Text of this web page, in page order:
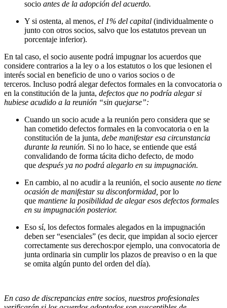
socio antes de la adopción del acuerdo.
Y si ostenta, al menos, el 1% del capital (individualmente o
junto con otros socios, salvo que los estatutos prevean un
porcentaje inferior).
En tal caso, el socio ausente podrá impugnar los acuerdos que
considere contrarios a la ley o a los estatutos o los que lesionen el
interés social en beneficio de uno o varios socios o de
terceros. Incluso podrá alegar defectos formales en la convocatoria o
en la constitución de la junta, defectos que no podría alegar si
hubiese acudido a la reunión “sin quejarse”:
Cuando un socio acude a la reunión pero considera que se
han cometido defectos formales en la convocatoria o en la
constitución de la junta, debe manifestar esa circunstancia
durante la reunión. Si no lo hace, se entiende que está
convalidando de forma tácita dicho defecto, de modo
que después ya no podrá alegarlo en su impugnación.
En cambio, al no acudir a la reunión, el socio ausente no tiene
ocasión de manifestar su disconformidad, por lo
que mantiene la posibilidad de alegar esos defectos formales
en su impugnación posterior.
Eso sí, los defectos formales alegados en la impugnación
deben ser “esenciales” (es decir, que impidan al socio ejercer
correctamente sus derechos:por ejemplo, una convocatoria de
junta ordinaria sin cumplir los plazos de preaviso o en la que
se omita algún punto del orden del día).
En caso de discrepancias entre socios, nuestros profesionales